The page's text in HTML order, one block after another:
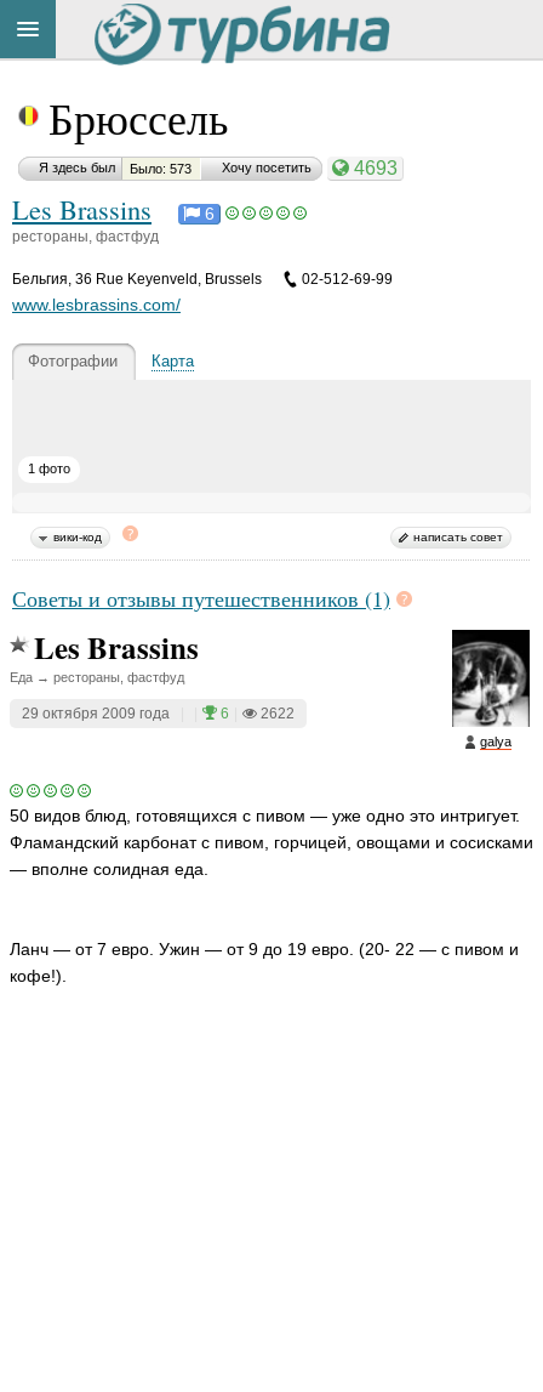
Брюссель
Я здесь был Было: 573 Хочу посетить 4693
Les Brassins 6
рестораны, фастфуд
Бельгия, 36 Rue Keyenveld, Brussels 02-512-69-99
www.lesbrassins.com/
Фотографии Карта
1 фото
вики-код написать совет
Советы и отзывы путешественников (1)
galya
Les Brassins
Еда → рестораны, фастфуд
29 октября 2009 года 6 2622
50 видов блюд, готовящихся с пивом — уже одно это интригует.
Фламандский карбонат с пивом, горчицей, овощами и сосисками
— вполне солидная еда.
Ланч — от 7 евро. Ужин — от 9 до 19 евро. (20- 22 — с пивом и
кофе!).
на
сайте:
Button